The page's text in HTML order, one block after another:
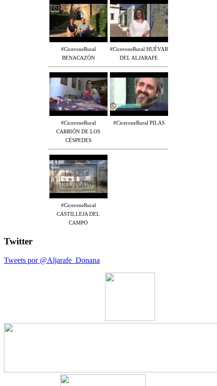
#CiceroneRural
BENACAZÓN
#CiceroneRural HUÉVAR
DEL ALJARAFE
#CiceroneRural
CARRIÓN DE LOS
CÉSPEDES
#CiceroneRural PILAS
#CiceroneRural
CASTILLEJA DEL
CAMPO
Twitter
Tweets por @Aljarafe_Donana